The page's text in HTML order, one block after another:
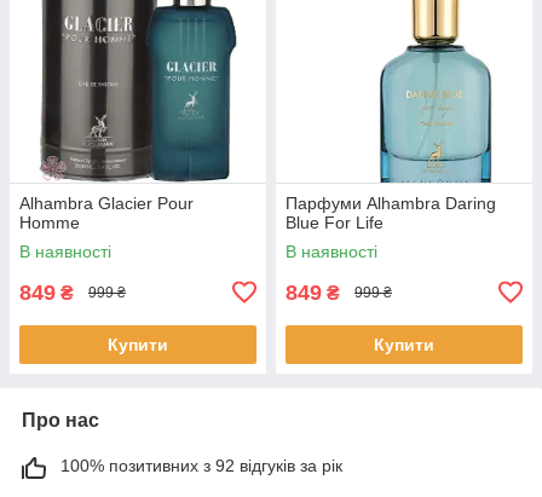
Alhambra Glacier Pour
Homme
В наявності
849 ₴ 999 ₴
Купити
Парфуми Alhambra Daring
Blue For Life
В наявності
849 ₴ 999 ₴
Купити
Про нас
100% позитивних з 92 відгуків за рік